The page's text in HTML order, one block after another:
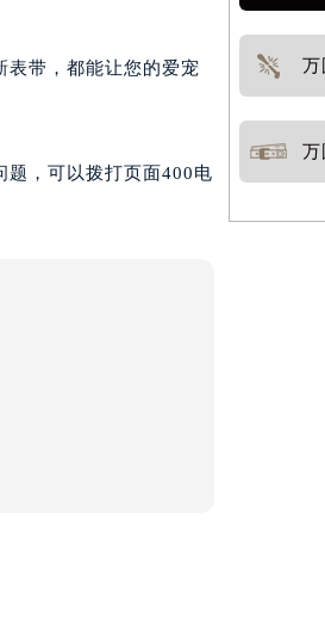
表带，都能让您的爱宠
题，可以拨打页面400电
万
万